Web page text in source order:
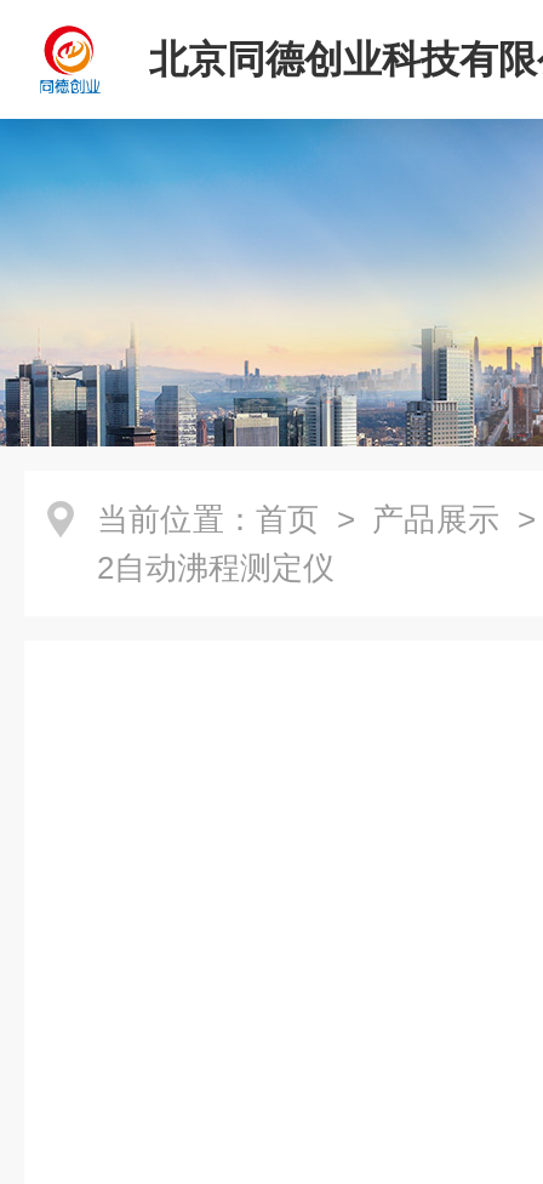
北京同德创业科技有
当前位置： 首页 > 产品展示
2自动沸程测定仪